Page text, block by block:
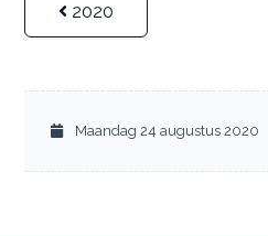
2020
Maandag 24 augustus 2020